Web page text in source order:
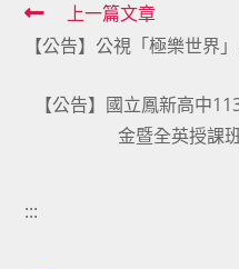
Read
more
articles
上一篇文章
【公告】公視「極樂世界
【公告】國立鳳新高中
金暨全英授課
:::